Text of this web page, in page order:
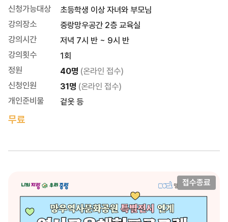
신청가능대상
초등학생 이상 자녀와 부모님
강의장소
중랑망우공간 2층 교육실
강의시간
저녁 7시 반 ~ 9시 반
강의횟수
1회
정원
40명 (온라인 접수)
신청인원
31명 (온라인 접수)
개인준비물
겉옷 등
무료
접수종료